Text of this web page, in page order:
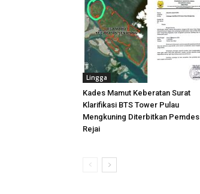
Lingga
Kades Mamut Keberatan Surat
Klarifikasi BTS Tower Pulau
Mengkuning Diterbitkan Pemdes
Rejai